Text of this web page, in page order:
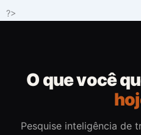
para
?>
O que você
Pesquise inteligência de